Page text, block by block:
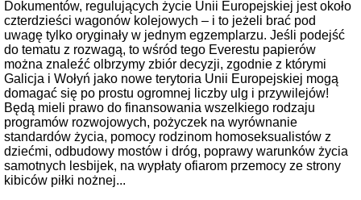
Dokumentów, regulujących życie Unii Europejskiej jest około
czterdzieści wagonów kolejowych – i to jeżeli brać pod
uwagę tylko oryginały w jednym egzemplarzu. Jeśli podejść
do tematu z rozwagą, to wśród tego Everestu papierów
można znaleźć olbrzymy zbiór decyzji, zgodnie z którymi
Galicja i Wołyń jako nowe terytoria Unii Europejskiej mogą
domagać się po prostu ogromnej liczby ulg i przywilejów!
Będą mieli prawo do finansowania wszelkiego rodzaju
programów rozwojowych, pożyczek na wyrównanie
standardów życia, pomocy rodzinom homoseksualistów z
dziećmi, odbudowy mostów i dróg, poprawy warunków życia
samotnych lesbijek, na wypłaty ofiarom przemocy ze strony
kibiców piłki nożnej...